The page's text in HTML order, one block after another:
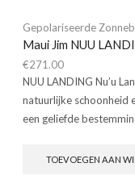
Gepolariseerde
Maui Jim NUU
€271.00
NUU LANDING Nu’u
natuurlijke schoonheid
een geliefde
TOEVOEGEN AAN